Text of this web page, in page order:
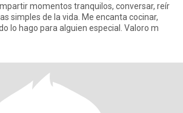
momentos tranquilos, conversar, reír
simples de la vida. Me encanta cocinar,
lo hago para alguien especial. Valoro m